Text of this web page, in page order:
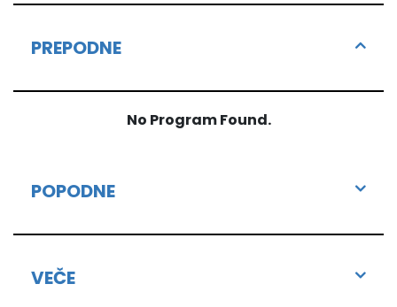
PREPODNE
No Program Found.
POPODNE
VEČE